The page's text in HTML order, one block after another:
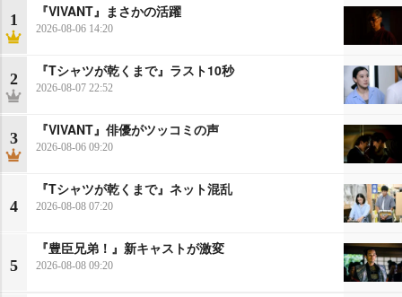
1
『VIVANT』まさかの活躍
2026-08-06 14:20
2
『Tシャツが乾くまで』ラスト10秒
2026-08-07 22:52
3
『VIVANT』俳優がツッコミの声
2026-08-06 09:20
4
『Tシャツが乾くまで』ネット混乱
2026-08-08 07:20
5
『豊臣兄弟！』新キャストが激変
2026-08-08 09:20